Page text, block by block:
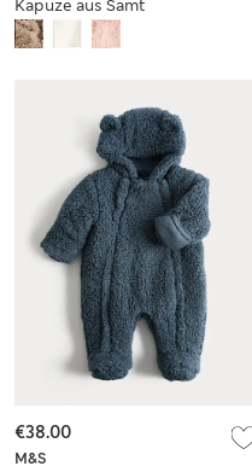
Kapuze aus Samt
(0–12 M.)
M&S
€38.00